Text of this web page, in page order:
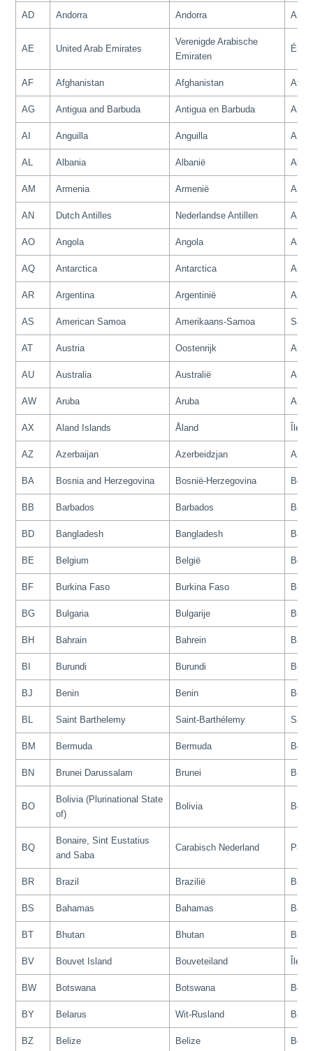
AD Andorra Andorra
AE United Arab Emirates
Verenigde Arabische
Emiraten
AF Afghanistan Afghanistan
AG Antigua and Barbuda Antigua en Barbuda
AI Anguilla Anguilla
AL Albania Albanië
AM Armenia Armenië
AN Dutch Antilles Nederlandse Antillen
AO Angola Angola
AQ Antarctica Antarctica
AR Argentina Argentinië
AS American Samoa Amerikaans-Samoa
AT Austria Oostenrijk
AU Australia Australië
AW Aruba Aruba
AX Aland Islands Åland Îles
AZ Azerbaijan Azerbeidzjan
BA Bosnia and Herzegovina Bosnië-Herzegovina
BB Barbados Barbados
BD Bangladesh Bangladesh
BE Belgium België
BF Burkina Faso Burkina Faso
BG Bulgaria Bulgarije
BH Bahrain Bahrein
BI Burundi Burundi
BJ Benin Benin
BL Saint Barthelemy Saint-Barthélemy
BM Bermuda Bermuda
BN Brunei Darussalam Brunei
BO
Bolivia (Plurinational State
of)
Bolivia
BQ
Bonaire, Sint Eustatius
and Saba
Carabisch Nederland
BR Brazil Brazilië
BS Bahamas Bahamas
BT Bhutan Bhutan
BV Bouvet Island Bouveteiland Île
BW Botswana Botswana
BY Belarus Wit-Rusland
BZ Belize Belize